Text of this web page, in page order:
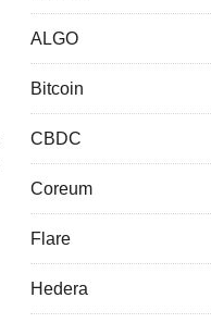
ALGO
Bitcoin
CBDC
Coreum
Flare
Hedera